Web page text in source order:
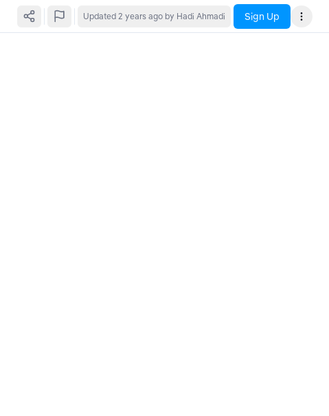
Updated 2 years ago by Hadi Ahmadi Sign Up